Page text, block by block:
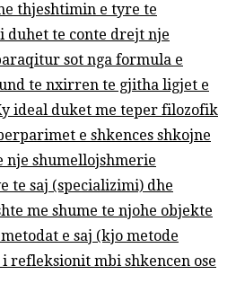
thjeshtimin e tyre te
duhet te conte drejt nje
sot nga formula e
te nxirren te gjitha ligjet e
ideal duket me teper filozofik
e shkences shkojne
shumellojshmerie
te saj (specializimi) dhe
me shume te njohe objekte
e saj (kjo metode
refleksionit mbi shkencen ose